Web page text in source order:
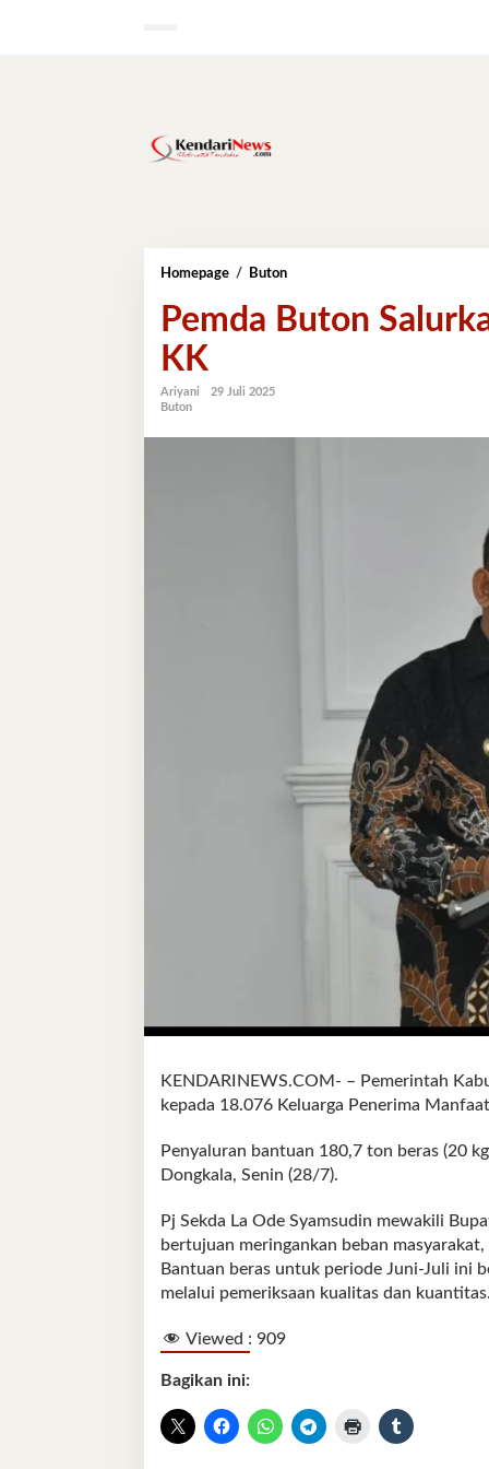
Homepage / ButonPemda
Salurkan
Bantuan
Pemda Buton
KK
Ariyani
29 Juli 2025
Buton
KENDARINEWS.COM- – Pemerintah
kepada 18.076 Keluarga Penerima
Penyaluran bantuan 180,7 ton beras (20
Dongkala, Senin (28/7).
Pj Sekda La Ode Syamsudin mewakili
bertujuan meringankan beban
Bantuan beras untuk periode Juni-Juli ini
melalui pemeriksaan kualitas dan
Viewed : 909
Bagikan ini: